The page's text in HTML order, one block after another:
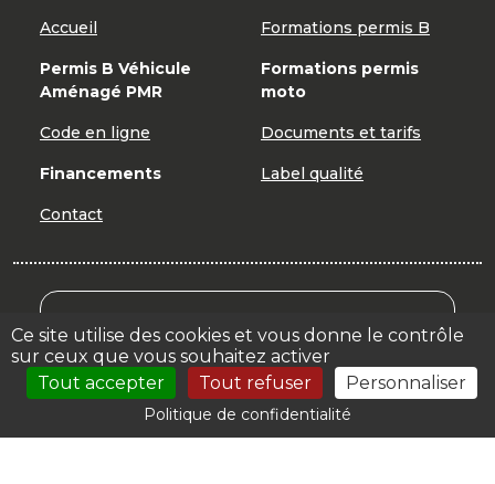
Ce site utilise des cookies et vous donne le contrôle
sur ceux que vous souhaitez activer
Tout accepter
Tout refuser Personnaliser
Politique de confidentialité
Accueil Formations permis B
Permis B Véhicule
Aménagé PMR
Formations permis
moto
Code en ligne Documents et tarifs
Financements Label qualité
Contact
Votre espace